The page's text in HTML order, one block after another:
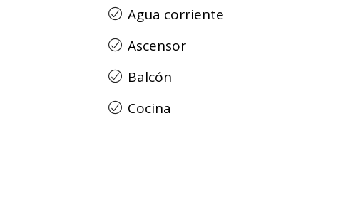
Agua corriente
Ascensor
Balcón
Cocina